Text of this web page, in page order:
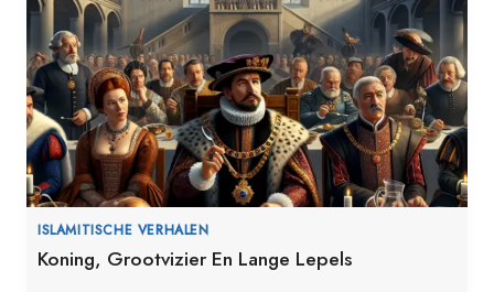
ISLAMITISCHE VERHALEN
Koning, Grootvizier En Lange Lepels